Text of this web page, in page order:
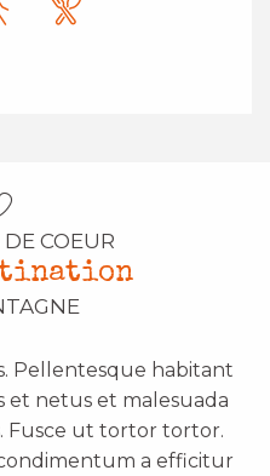
DE COEUR
Pellentesque habitant
et netus et malesuada
Fusce ut tortor tortor.
a efficitur